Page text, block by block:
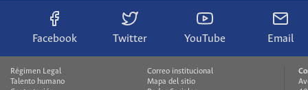
Facebook Twitter YouTube Email
Régimen Legal
Talento humano
Correo institucional
Mapa del sitio